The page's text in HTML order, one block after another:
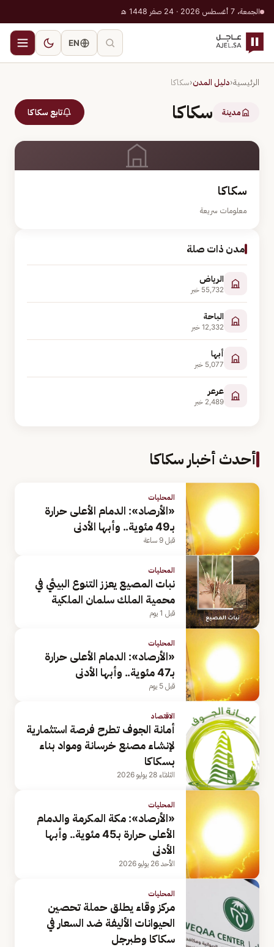
الجمعة، 7 أغسطس 2026 · 24 صفر 1448 هـ
EN
الرئيسية‹دليل المدن‹سكاكا
مدينة سكاكا تابع سكاكا
أحدث أخبار سكاكا
المحليات
«الأرصاد»: الدمام الأعلى حرارة
بـ49 مئوية.. وأبها الأدنى
قبل 9 ساعة
المحليات
نبات المصيع يعزز التنوع البيئي في
محمية الملك سلمان الملكية
قبل 1 يوم
المحليات
«الأرصاد»: الدمام الأعلى حرارة
بـ47 مئوية.. وأبها الأدنى
قبل 5 يوم
الاقتصاد
أمانة الجوف تطرح فرصة استثمارية
لإنشاء مصنع خرسانة ومواد بناء
بسكاكا
الثلاثاء 28 يوليو 2026
المحليات
«الأرصاد»: مكة المكرمة والدمام
الأعلى حرارة بـ45 مئوية.. وأبها
الأدنى
الأحد 26 يوليو 2026
المحليات
مركز وقاء يطلق حملة تحصين
الحيوانات الأليفة ضد السعار في
سكاكا وطبرجل
سكاكا
معلومات سريعة
مدن ذات صلة
الرياض
55,732 خبر
الباحة
12,332 خبر
أبها
5,077 خبر
عرعر
2,489 خبر